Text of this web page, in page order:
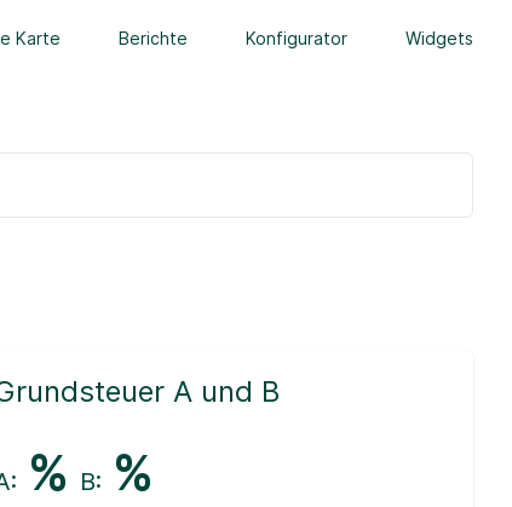
Karte Berichte Konfigurator Widgets
A und B
% B: %